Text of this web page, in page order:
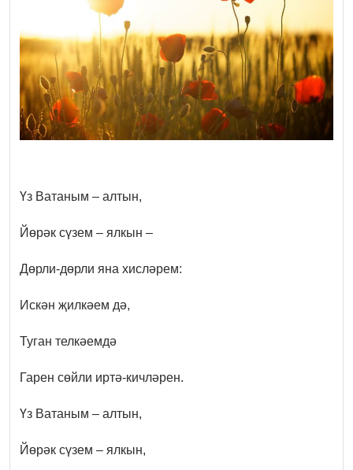
Үз Ватаным – алтын,
Йөрәк сүзем – ялкын –
Дөрли-дөрли яна хисләрем:
Искән җилкәем дә,
Туган телкәемдә
Гарен сөйли иртә-кичләрен.
Үз Ватаным – алтын,
Йөрәк сүзем – ялкын,